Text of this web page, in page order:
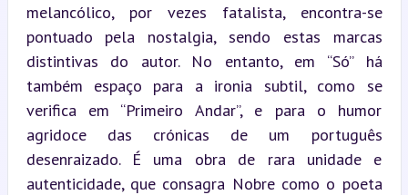
melancólico, por vezes fatalista, encontra-se
pontuado pela nostalgia, sendo estas marcas
distintivas do autor. No entanto, em “Só” há
também espaço para a ironia subtil, como se
verifica em “Primeiro Andar”, e para o humor
agridoce das crónicas de um português
desenraizado. É uma obra de rara unidade e
autenticidade, que consagra Nobre como o poeta